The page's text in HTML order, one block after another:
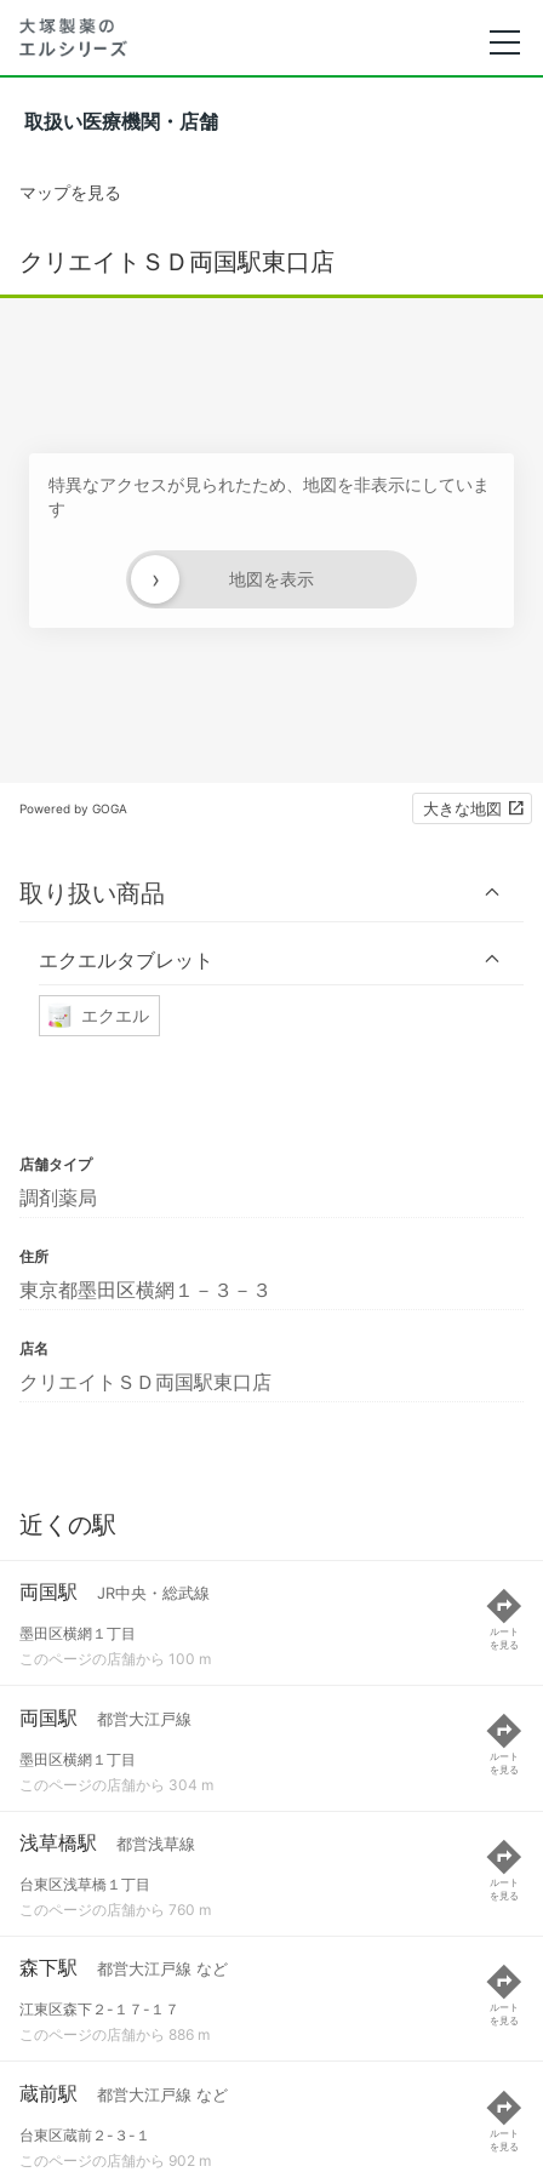
取扱い医療機関・店舗
マップを見る
クリエイトＳＤ両国駅東口店
特異なアクセスが見られたため、地図を非表示にしていま
す
地図を表示
›
Powered by GOGA 大きな地図
取り扱い商品
エクエルタブレット
エクエル
店舗タイプ
調剤薬局
住所
東京都墨田区横網１－３－３
店名
クリエイトＳＤ両国駅東口店
近くの駅
両国駅 JR中央・総武線
墨田区横網１丁目
このページの店舗から 100 m
ルート
を見る
両国駅 都営大江戸線
墨田区横網１丁目
このページの店舗から 304 m
ルート
を見る
浅草橋駅 都営浅草線
台東区浅草橋１丁目
このページの店舗から 760 m
ルート
を見る
森下駅 都営大江戸線 など
江東区森下２-１７-１７
このページの店舗から 886 m
ルート
を見る
蔵前駅 都営大江戸線 など
台東区蔵前２-３-１
このページの店舗から 902 m
ルート
を見る